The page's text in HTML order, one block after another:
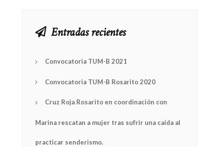
Entradas recientes
Convocatoria TUM-B 2021
Convocatoria TUM-B Rosarito 2020
Cruz Roja Rosarito en coordinación con
Marina rescatan a mujer tras sufrir una caída al
practicar senderismo.